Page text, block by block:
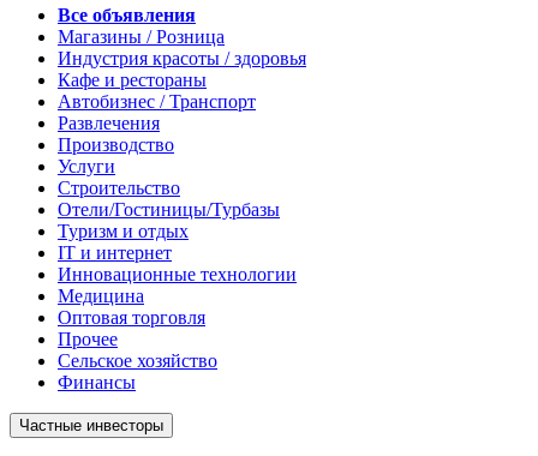
Все объявления
Магазины / Розница
Индустрия красоты / здоровья
Кафе и рестораны
Автобизнес / Транспорт
Развлечения
Производство
Услуги
Строительство
Отели/Гостиницы/Турбазы
Туризм и отдых
IT и интернет
Инновационные технологии
Медицина
Оптовая торговля
Прочее
Сельское хозяйство
Финансы
Частные инвесторы